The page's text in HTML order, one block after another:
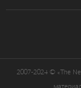
2007-2024 © «The